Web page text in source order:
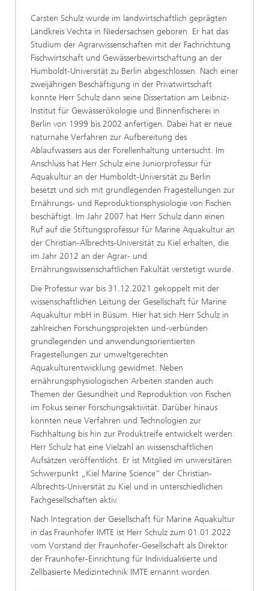
Carsten Schulz wurde im landwirtschaftlich geprägten
Landkreis Vechta in Niedersachsen geboren. Er hat das
Studium der Agrarwissenschaften mit der Fachrichtung
Fischwirtschaft und Gewässerbewirtschaftung an der
Humboldt-Universität zu Berlin abgeschlossen. Nach einer
zweijährigen Beschäftigung in der Privatwirtschaft
konnte Herr Schulz dann seine Dissertation am Leibniz-
Institut für Gewässerökologie und Binnenfischerei in
Berlin von 1999 bis 2002 anfertigen. Dabei hat er neue
naturnahe Verfahren zur Aufbereitung des
Ablaufwassers aus der Forellenhaltung untersucht. Im
Anschluss hat Herr Schulz eine Juniorprofessur für
Aquakultur an der Humboldt-Universität zu Berlin
besetzt und sich mit grundlegenden Fragestellungen zur
Ernährungs- und Reproduktionsphysiologie von Fischen
beschäftigt. Im Jahr 2007 hat Herr Schulz dann einen
Ruf auf die Stiftungsprofessur für Marine Aquakultur an
der Christian-Albrechts-Universität zu Kiel erhalten, die
im Jahr 2012 an der Agrar- und
Ernährungswissenschaftlichen Fakultät verstetigt wurde.
Die Professur war bis 31.12.2021 gekoppelt mit der
wissenschaftlichen Leitung der Gesellschaft für Marine
Aquakultur mbH in Büsum. Hier hat sich Herr Schulz in
zahlreichen Forschungsprojekten und-verbünden
grundlegenden und anwendungsorientierten
Fragestellungen zur umweltgerechten
Aquakulturentwicklung gewidmet. Neben
ernährungsphysiologischen Arbeiten standen auch
Themen der Gesundheit und Reproduktion von Fischen
im Fokus seiner Forschungsaktivität. Darüber hinaus
konnten neue Verfahren und Technologien zur
Fischhaltung bis hin zur Produktreife entwickelt werden.
Herr Schulz hat eine Vielzahl an wissenschaftlichen
Aufsätzen veröffentlicht. Er ist Mitglied im universitären
Schwerpunkt „Kiel Marine Science“ der Christian-
Albrechts-Universität zu Kiel und in unterschiedlichen
Fachgesellschaften aktiv.
Nach Integration der Gesellschaft für Marine Aquakultur
in das Fraunhofer IMTE ist Herr Schulz zum 01.01.2022
vom Vorstand der Fraunhofer-Gesellschaft als Direktor
der Fraunhofer-Einrichtung für Individualisierte und
Zellbasierte Medizintechnik IMTE ernannt worden.